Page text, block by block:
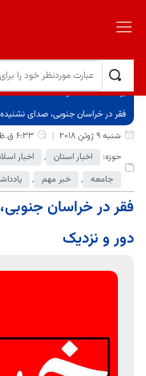
برگ نخست
نوشته‌ها
فقر در خراسان جنوبی، صدای
شنبه 9 ژوئن 2018
6:33 ق.ظ
حوزه:
اخبار استان , اخبار
جامعه , خبر مهم ,
فقر در خراسان
دور و نزدیک